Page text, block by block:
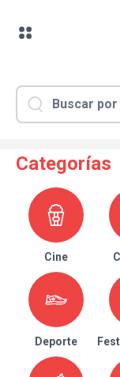
Categorías
Cine
Deporte